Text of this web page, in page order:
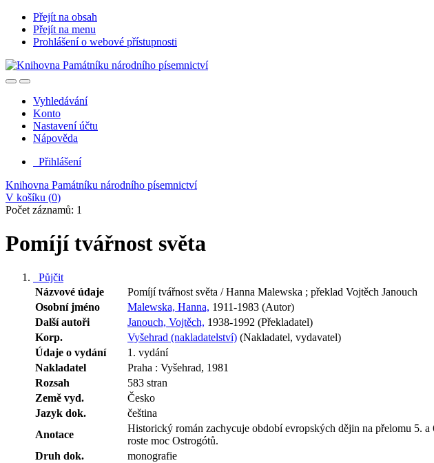
Přejít na obsah
Přejít na menu
Prohlášení o webové přístupnosti
Vyhledávání
Konto
Nastavení účtu
Nápověda
Přihlášení
Knihovna Památníku národního písemnictví
V košíku (0)
Počet záznamů: 1
Pomíjí tvářnost světa
Půjčit
Názvové údaje
Pomíjí tvářnost světa / Hanna Malewska ; překlad Vojtěch Janouch
Osobní jméno
Malewska, Hanna, 1911-1983 (Autor)
Další autoři
Janouch, Vojtěch, 1938-1992 (Překladatel)
Korp.
Vyšehrad (nakladatelství) (Nakladatel, vydavatel)
Údaje o vydání
1. vydání
Nakladatel
Praha : Vyšehrad, 1981
Rozsah
583 stran
Země vyd.
Česko
Jazyk dok.
čeština
Anotace
Historický román zachycuje období evropských dějin na přelomu 5.
roste moc Ostrogótů.
Druh dok.
monografie